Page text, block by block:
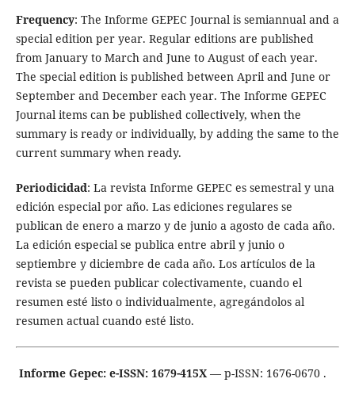
Frequency: The Informe GEPEC Journal is semiannual and a
special edition per year. Regular editions are published
from January to March and June to August of each year.
The special edition is published between April and June or
September and December each year. The Informe GEPEC
Journal items can be published collectively, when the
summary is ready or individually, by adding the same to the
current summary when ready.
Periodicidad: La revista Informe GEPEC es semestral y una
edición especial por año. Las ediciones regulares se
publican de enero a marzo y de junio a agosto de cada año.
La edición especial se publica entre abril y junio o
septiembre y diciembre de cada año. Los artículos de la
revista se pueden publicar colectivamente, cuando el
resumen esté listo o individualmente, agregándolos al
resumen actual cuando esté listo.
Informe Gepec: e-ISSN: 1679-415X— p-ISSN: 1676-0670 .